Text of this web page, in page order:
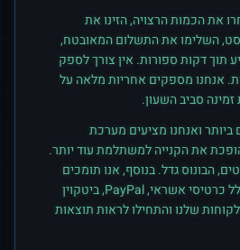
את הכמות הרצויה, הזינו את
השלימו את התשלום המאובטח,
תוך דקות ספורות. אין צורך לספק
אנחנו מספקים אחריות מלאה על
סביב השעון.
ביותר ואנחנו מציעים מערכת
את הקנייה למשתלמת עוד יותר.
הבונוס גדל. בנוסף, אנו תומכים
במגוון אמצעי תשלום כולל כרטיסי אשראי, PayPal, ביטקוין
שלנו והתחילו לראות תוצאות